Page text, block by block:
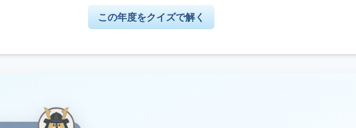
この年度をクイズで解く